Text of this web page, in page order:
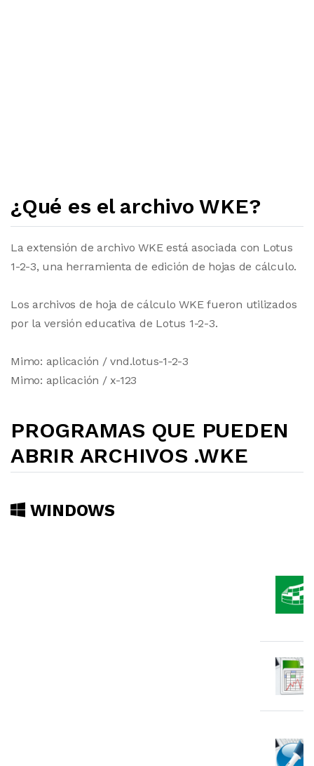
¿Qué es el archivo WKE?
La extensión de archivo WKE está asociada con Lotus
1-2-3, una herramienta de edición de hojas de cálculo.
Los archivos de hoja de cálculo WKE fueron utilizados
por la versión educativa de Lotus 1-2-3.
Mimo: aplicación / vnd.lotus-1-2-3
Mimo: aplicación / x-123
PROGRAMAS QUE PUEDEN
ABRIR ARCHIVOS .WKE
WINDOWS